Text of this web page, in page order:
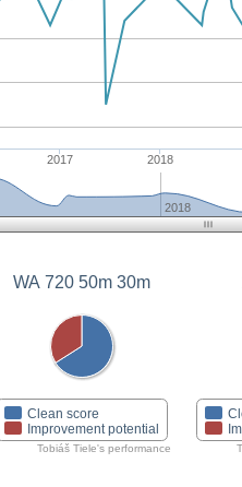
2017 2018
2018
WA 720 50m 30m
Clean score
Improvement potential
Tobiáš Tiele's performance